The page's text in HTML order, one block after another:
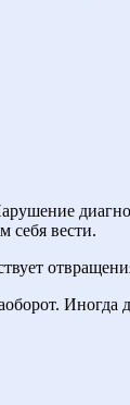
себя вести.
Иногда